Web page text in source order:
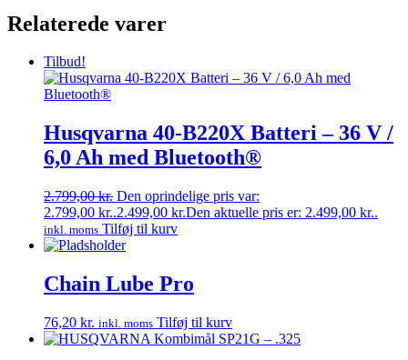
Relaterede varer
Tilbud!
Husqvarna 40-B220X Batteri – 36 V /
6,0 Ah med Bluetooth®
2.799,00kr. Den oprindelige pris var:
2.799,00 kr..2.499,00 kr.Den aktuelle pris er: 2.499,00 kr..
inkl. moms Tilføj til kurv
Chain Lube Pro
76,20 kr. inkl. moms Tilføj til kurv